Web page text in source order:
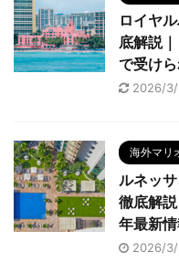
ロイヤ
底解説
で受け
2026/3/
海外マリ
ルネッ
徹底解
年最新
2026/